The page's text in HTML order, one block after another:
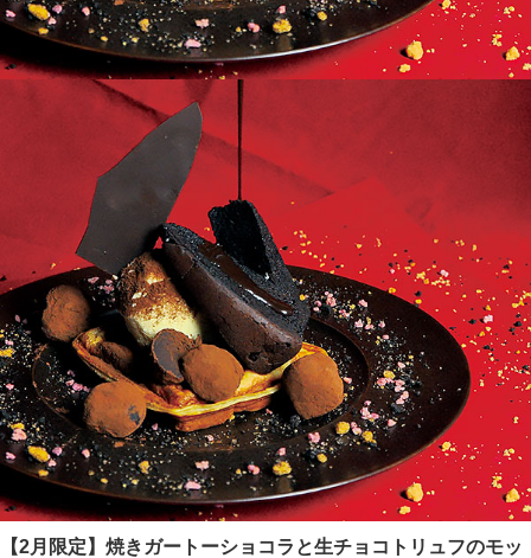
【2月限定】焼きガートーショコラと生チョコトリュフのモッ